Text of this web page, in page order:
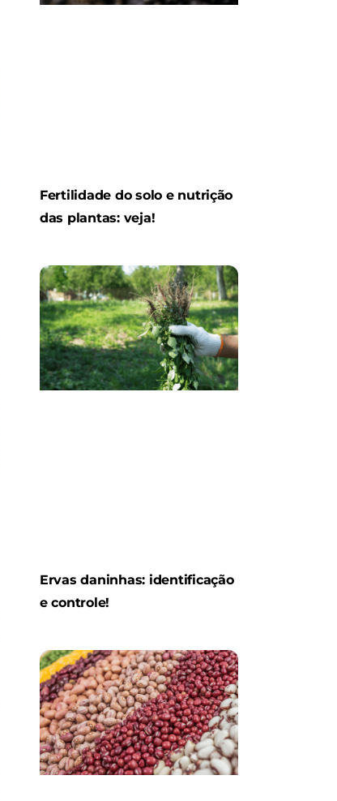
Fertilidade do solo e nutrição
das plantas: veja!
Ervas daninhas: identificação
e controle!